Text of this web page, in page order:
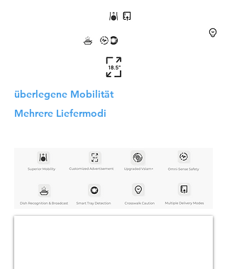
überlegene Mobilität
Mehrere Liefermodi